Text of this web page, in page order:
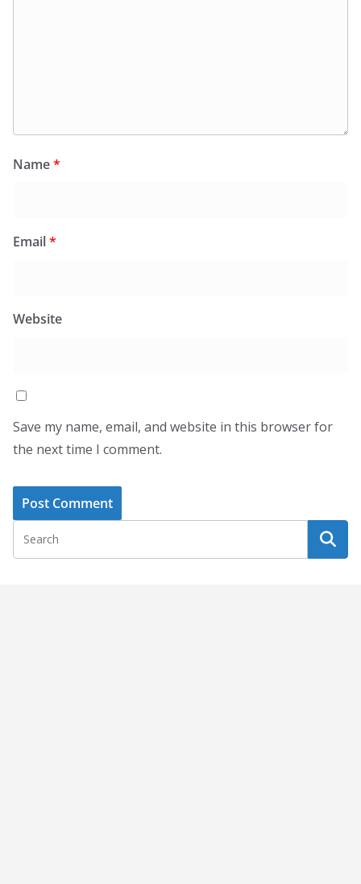
Name*
Email*
Website
Save my name, email, and website in this browser for
the next time I comment.